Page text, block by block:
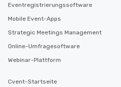
Eventregistrierungssoftware
Mobile Event-Apps
Strategic Meetings Management
Online-Umfragesoftware
Webinar-Plattform
Cvent-Startseite